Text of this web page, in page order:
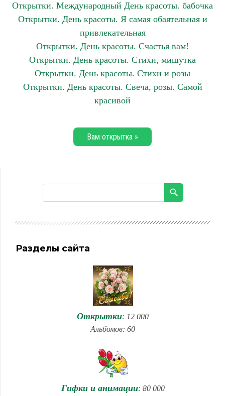
Открытки. Международный День красоты. бабочка
Открытки. День красоты. Я самая обаятельная и
привлекательная
Открытки. День красоты. Счастья вам!
Открытки. День красоты. Стихи, мишутка
Открытки. День красоты. Стихи и розы
Открытки. День красоты. Свеча, розы. Самой
красивой
Вам открытка »
Разделы сайта
Открытки: 12 000
Альбомов: 60
Гифки и анимации: 80 000